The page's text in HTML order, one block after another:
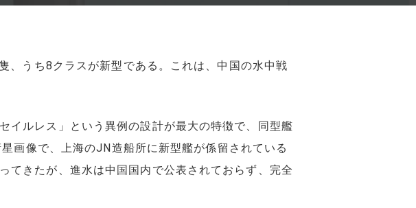
、うち8クラスが新型である。これは、中国の水中戦
イルレス」という異例の設計が最大の特徴で、同型艦
画像で、上海のJN造船所に新型艦が係留されている
てきたが、進水は中国国内で公表されておらず、完全